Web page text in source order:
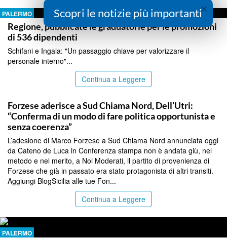
PALERMO
Regione, pubblicate le graduatorie per le promozioni
di 536 dipendenti
Schifani e Ingala: "Un passaggio chiave per valorizzare il
personale interno"...
Continua a Leggere
Forzese aderisce a Sud Chiama Nord, Dell’Utri:
“Conferma di un modo di fare politica opportunista e
senza coerenza”
L’adesione di Marco Forzese a Sud Chiama Nord annunciata oggi
da Cateno de Luca in Conferenza stampa non è andata giù, nel
metodo e nel merito, a Noi Moderati, il partito di provenienza di
Forzese che già in passato era stato protagonista di altri transiti.
Aggiungi BlogSicilia alle tue Fon...
Continua a Leggere
PALERMO
×
Scopri le notizie più importanti